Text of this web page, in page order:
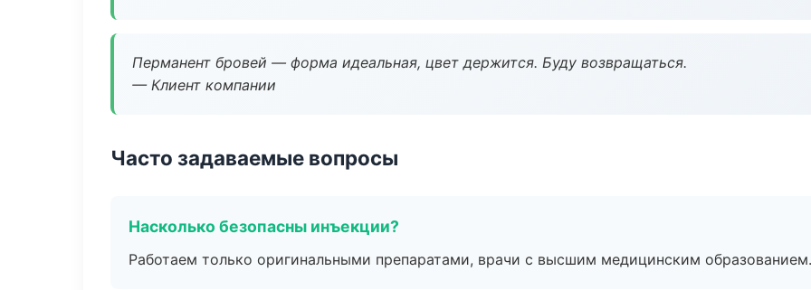
Перманент бровей — форма идеальная, цвет держится. Буду возвращаться.
— Клиент компании
Часто задаваемые вопросы
Насколько безопасны инъекции?
Работаем только оригинальными препаратами, врачи с высшим медицинским образованием.